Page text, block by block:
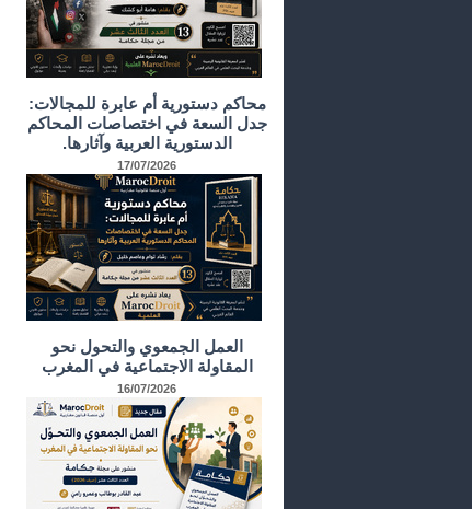
محاكم دستورية أم عابرة للمجالات:
جدل السعة في اختصاصات المحاكم
الدستورية العربية وآثارها.
17/07/2026
العمل الجمعوي والتحول نحو
المقاولة الاجتماعية في المغرب
16/07/2026